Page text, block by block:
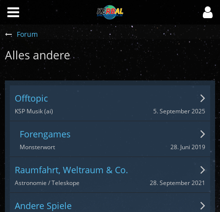
Forum
Alles andere
Offtopic
KSP Musik (ai) 5. September 2025
Forengames
Monsterwort 28. Juni 2019
Raumfahrt, Weltraum & Co.
Astronomie / Teleskope 28. September 2021
Andere Spiele